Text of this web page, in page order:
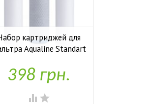
картриджей для
Aqualine Standart
 У наявності
398 грн.
 